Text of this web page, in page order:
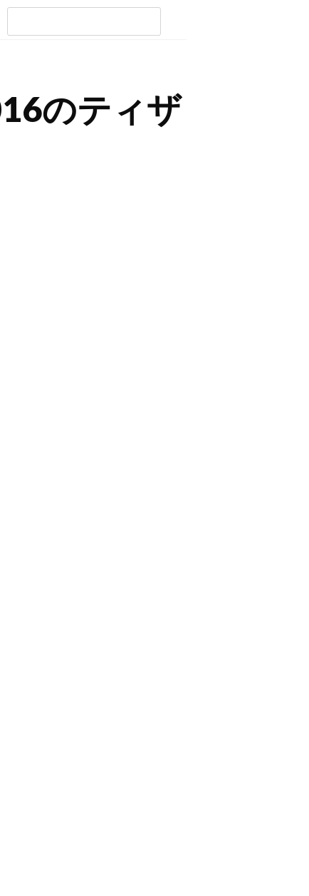
のティザ